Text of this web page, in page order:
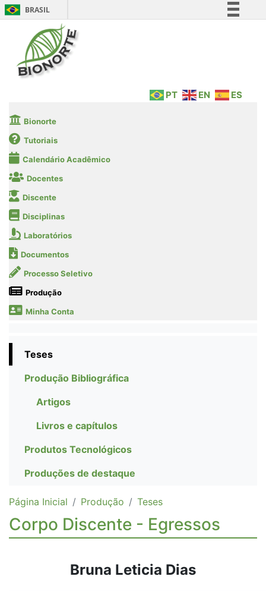
BRASIL
Legislação
PT EN ES
Bionorte
Tutoriais
Calendário Acadêmico
Docentes
Discente
Disciplinas
Laboratórios
Documentos
Processo Seletivo
Produção
Minha Conta
Teses
Produção Bibliográfica
Artigos
Livros e capítulos
Produtos Tecnológicos
Produções de destaque
Página Inicial Produção Teses
Corpo Discente - Egressos
Bruna Leticia Dias